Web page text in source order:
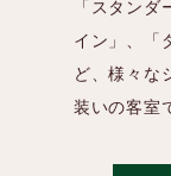
「スタン
イン」、「
ど、様々な
装いの客室